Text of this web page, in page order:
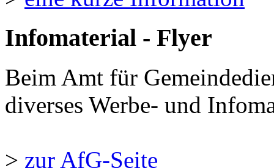
Infomaterial - Flyer
Beim Amt für
diverses Werbe- und
> zur AfG-Seite